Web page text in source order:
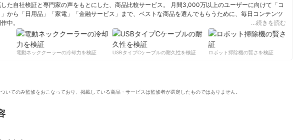
た自社検証と専門家の声をもとにした、商品比較サービス。 月間3,000万以上のユーザーに向けて「コ
」から「日用品」「家電」「金融サービス」まで、ベストな商品を選んでもらうために、毎日コンテンツ
中。
ンテンツ制作チームのプロフィール
…続きを読む
電動ネッククーラーの冷却力を検証
USBタイプCケーブルの耐久性を検証 ロボット掃除機の賢さを検証
いてのみ監修をおこなっており、掲載している商品・サービスは監修者が選定したものではありません。